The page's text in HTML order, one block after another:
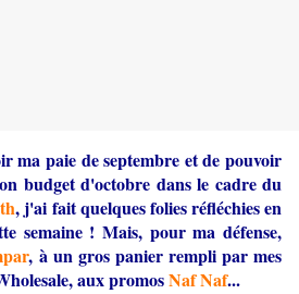
ma paie de septembre et de pouvoir
budget d'octobre dans le cadre du
, j'ai fait quelques folies réfléchies en
semaine ! Mais, pour ma défense,
, à un gros panier rempli par mes
aux promosNaf Naf...